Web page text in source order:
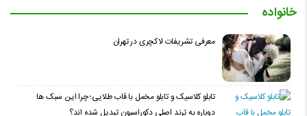
خانواده
معرفی تشریفات لاکچری در تهران
تابلو کلاسیک و تابلو مخمل با قاب طلایی؛ چرا این سبک ها
دوباره به ترند اصلی دکوراسیون تبدیل شده اند؟